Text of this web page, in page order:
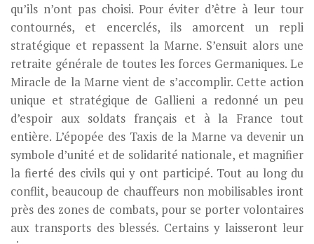
qu’ils n’ont pas choisi. Pour éviter d’être à leur tour
contournés, et encerclés, ils amorcent un repli
stratégique et repassent la Marne. S’ensuit alors une
retraite générale de toutes les forces Germaniques. Le
Miracle de la Marne vient de s’accomplir. Cette action
unique et stratégique de Gallieni a redonné un peu
d’espoir aux soldats français et à la France tout
entière. L’épopée des Taxis de la Marne va devenir un
symbole d’unité et de solidarité nationale, et magnifier
la fierté des civils qui y ont participé. Tout au long du
conflit, beaucoup de chauffeurs non mobilisables iront
près des zones de combats, pour se porter volontaires
aux transports des blessés. Certains y laisseront leur